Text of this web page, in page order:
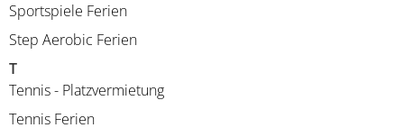
Sportspiele Ferien
Step Aerobic Ferien
T
Tennis - Platzvermietung
Tennis Ferien